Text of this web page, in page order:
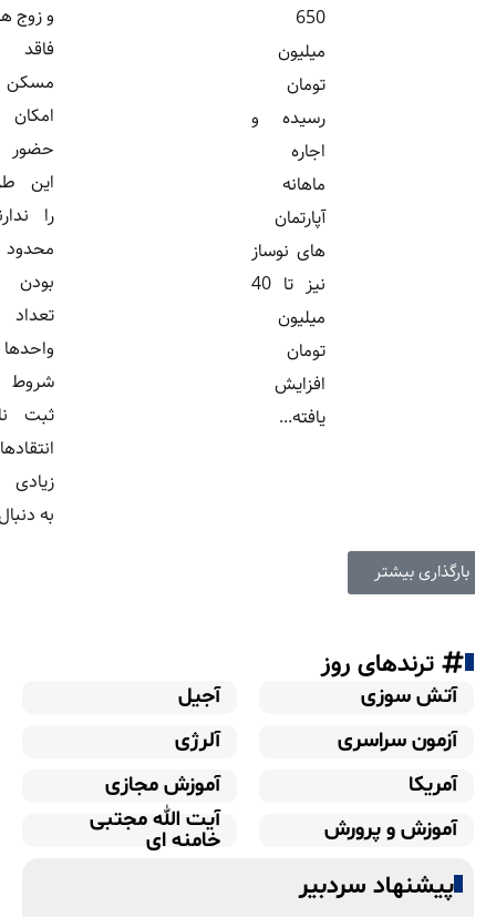
650
میلیون
تومان
رسیده و
اجاره
ماهانه
آپارتمان
های نوساز
نیز تا 40
میلیون
تومان
افزایش
یافته...
و زوج های
فاقد
مسکن
امکان
حضور در
این طرح
را ندارند.
محدود
بودن
تعداد
واحدها و
شروط
ثبت نام،
انتقادهای
زیادی را
به دنبال...
بارگذاری بیشتر
ترندهای روز
آتش سوزی
آجیل
آزمون سراسری
آلرژی
آمریکا
آموزش مجازی
آموزش و پرورش
آیت الله مجتبی
خامنه ای
پیشنهاد سردبیر